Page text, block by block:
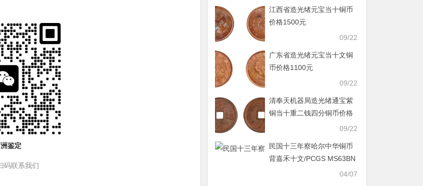
鉴定
码联系我们
江西省造光绪元宝当十铜币
价格1500元
09/22
广东省造光绪元宝当十文铜
币价格1100元
09/22
清奉天机器局造光绪通宝紫
铜当十重二钱四分铜币价格
09/22
民国十三年察哈尔中华铜币
背嘉禾十文/PCGS MS63BN
04/07